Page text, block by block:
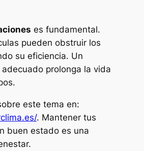
es fundamental.
pueden obstruir los
su eficiencia. Un
prolonga la vida
este tema en:
. Mantener tus
buen estado es una